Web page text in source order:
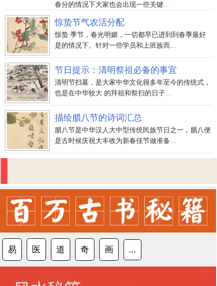
春分的情况下大家也会出现一些关键...
惊蛰节气农活分配
惊蛰 季节，春光明媚，一切都早已进到到春季最好
是的情况下。针对一些学员和上班族而...
节日提示：清明祭祖必备的事宜
清明节扫墓，是大家中华文化很多年至今的传统式，
也是在中华较大 的拜祖和祭扫的日子...
描绘腊八节的诗词汇总
腊八节是中华汉人大中型传统民族节日之一，腊八便
是古时候庆祝大丰收为新春佳节做准备...
易 医 道 奇 画 ...